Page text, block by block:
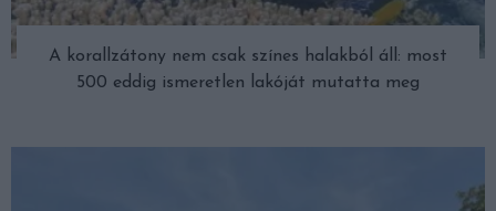
A korallzátony nem csak színes halakból áll: most
500 eddig ismeretlen lakóját mutatta meg